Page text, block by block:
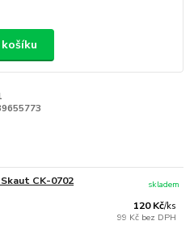
CK-0702
120 Kč/ks
99 Kč bez DPH
skladem